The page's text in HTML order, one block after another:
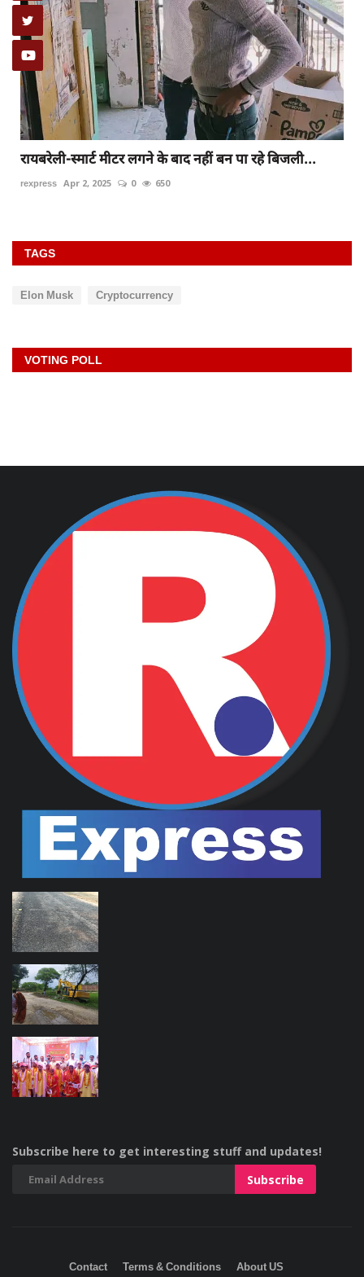
TAGS
Elon Musk Cryptocurrency
VOTING POLL
Subscribe here to get interesting stuff and updates!
Contact Terms & Conditions About US